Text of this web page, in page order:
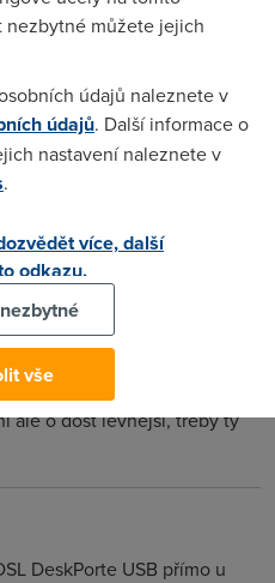
na dslamech).
tam přibaleno úplně všechno
stručný návod v češtině.
republika (VPI, VCI atd je
to super. Chová se to stejně
stojí to polovinu.
(ahoj.cz), tam mají
ale o dost levnější, třeby ty
DeskPorte USB přímo u
nezbytné můžete jejich
údajů naleznete v
údajů. Další informace o
nastavení naleznete v
.
více, další
odkazu.
vše